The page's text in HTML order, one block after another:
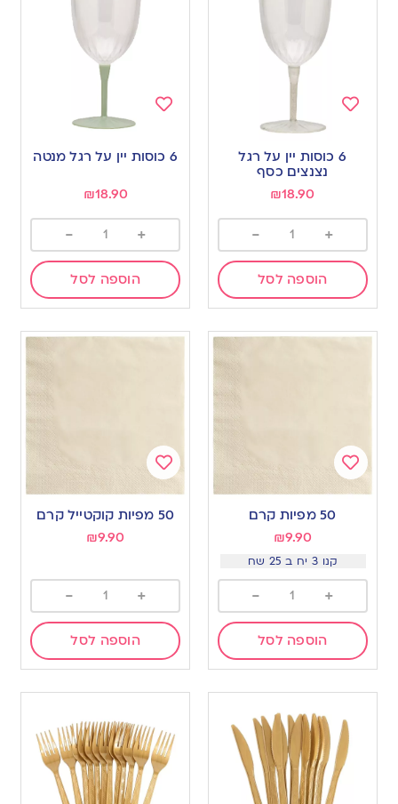
wishlist
6 כוסות יין על רגל
נצנצים כסף
₪18.90
+
-
הוספה לסל
to
wishlist
6 כוסות יין על רגל מנטה
₪18.90
+
-
הוספה לסל
50 מפיות קרם
₪9.90
קנו 3 יח ב 25 שח
+
-
הוספה לסל
to
50 מפיות קוקטייל קרם
₪9.90
+
-
הוספה לסל